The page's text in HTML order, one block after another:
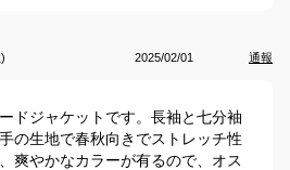
2025/02/01 通報
ドジャケットです。長袖と七分袖
の生地で春秋向きでストレッチ性
爽やかなカラーが有るので、オス